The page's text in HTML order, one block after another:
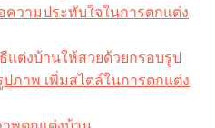
วามประทับใจในการตกแต่ง
แต่งบ้านให้สวยด้วยกรอบรูป
ภาพ เพิ่มสไตล์ในการตกแต่ง